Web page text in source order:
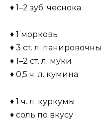
♦ 1–2 зуб. чеснока
♦ 1 морковь
♦ 3 ст. л.
♦ 1–2 ст. л. муки
♦ 0,5 ч. л. кумина
♦ 1 ч. л. куркумы
♦ соль по вкусу